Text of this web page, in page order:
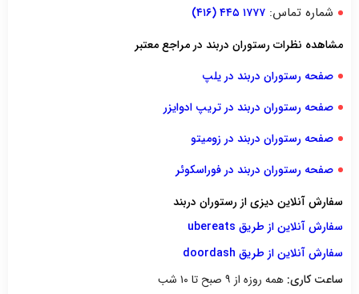
شماره تماس: ۱۷۷۷ ۴۴۵ (۴۱۶)
مشاهده نظرات رستوران دربند در مراجع معتبر
صفحه رستوران دربند در یلپ
صفحه رستوران دربند در تریپ ادوایزر
صفحه رستوران دربند در زومیتو
صفحه رستوران دربند در فوراسکوئر
سفارش آنلاین دیزی از رستوران دربند
سفارش آنلاین از طریق ubereats
سفارش آنلاین از طریق doordash
ساعت کاری: همه روزه از ۹ صبح تا ۱۰ شب